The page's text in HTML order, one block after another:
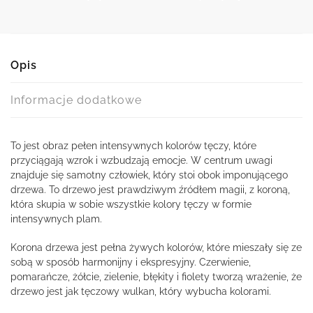
Opis
Informacje dodatkowe
To jest obraz pełen intensywnych kolorów tęczy, które
przyciągają wzrok i wzbudzają emocje. W centrum uwagi
znajduje się samotny człowiek, który stoi obok imponującego
drzewa. To drzewo jest prawdziwym źródłem magii, z koroną,
która skupia w sobie wszystkie kolory tęczy w formie
intensywnych plam.
Korona drzewa jest pełna żywych kolorów, które mieszały się ze
sobą w sposób harmonijny i ekspresyjny. Czerwienie,
pomarańcze, żółcie, zielenie, błękity i fiolety tworzą wrażenie, że
drzewo jest jak tęczowy wulkan, który wybucha kolorami.